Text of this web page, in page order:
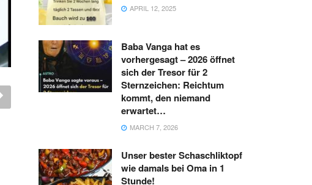
APRIL 12, 2025
Baba Vanga hat es
vorhergesagt – 2026 öffnet
sich der Tresor für 2
Sternzeichen: Reichtum
kommt, den niemand
erwartet…
MARCH 7, 2026
Unser bester Schaschliktopf
wie damals bei Oma in 1
Stunde!